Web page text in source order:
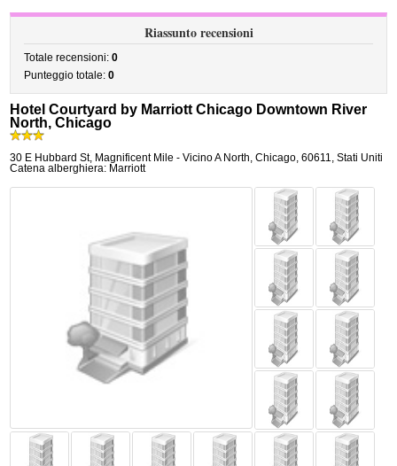
Riassunto recensioni
Totale recensioni:0
Punteggio totale:0
Hotel Courtyard by Marriott Chicago Downtown River
North, Chicago
30 E Hubbard St, Magnificent Mile - Vicino A North, Chicago,60611, Stati Uniti
Catena alberghiera: Marriott